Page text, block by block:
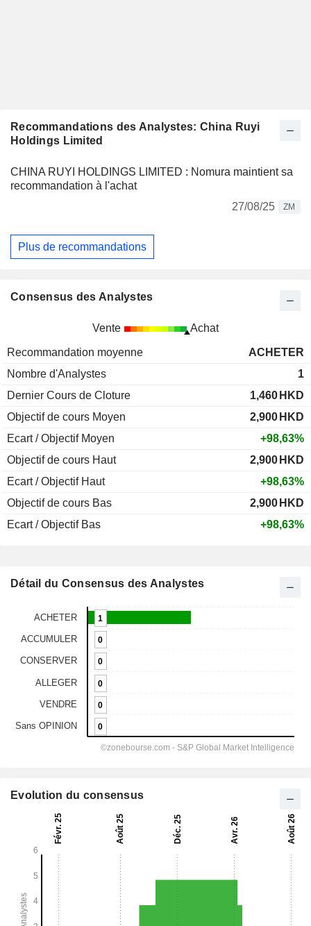
Recommandations des Analystes: China Ruyi
Holdings Limited
CHINA RUYI HOLDINGS LIMITED : Nomura maintient sa
recommandation à l'achat
27/08/25
ZM
Plus de recommandations
Consensus des Analystes
Vente Achat
Recommandation moyenne
ACHETER
Nombre d'Analystes
1
Dernier Cours de Cloture
1,460 HKD
Objectif de cours Moyen
2,900 HKD
Ecart / Objectif Moyen
+98,63%
Objectif de cours Haut
2,900 HKD
Ecart / Objectif Haut
+98,63%
Objectif de cours Bas
2,900 HKD
Ecart / Objectif Bas
+98,63%
Détail du Consensus des Analystes
Evolution du consensus